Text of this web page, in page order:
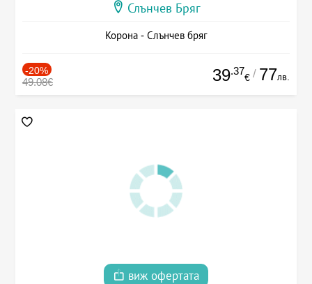
Слънчев Бряг
Корона - Слънчев бряг
-20%
49.08€ 39.37
€ / 77лв.
виж офертата